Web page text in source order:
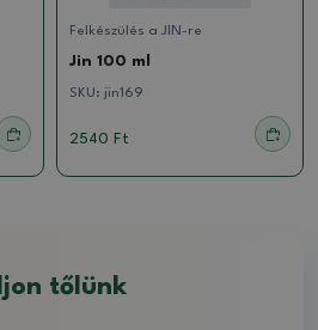
Felkészülés a JIN-re
Jin 100 ml
SKU: jin169
2540 Ft
tőlünk